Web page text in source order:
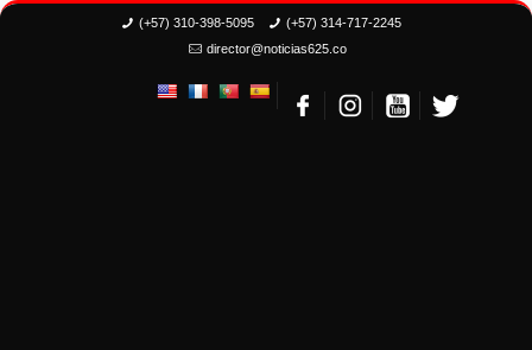
(+57) 310-398-5095
(+57) 314-717-2245
director@noticias625.co